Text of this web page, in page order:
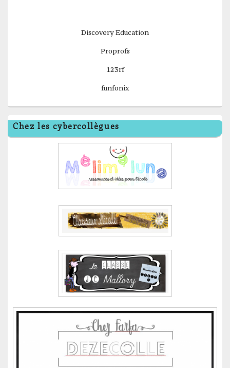
Discovery Education
Proprofs
123rf
funfonix
Chez les cybercollègues